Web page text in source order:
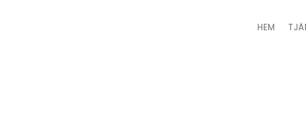
HEM